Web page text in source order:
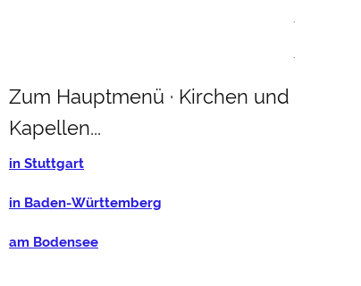
.
.
Zum Hauptmenü · Kirchen und
Kapellen...
in Stuttgart
in Baden-Württemberg
am Bodensee